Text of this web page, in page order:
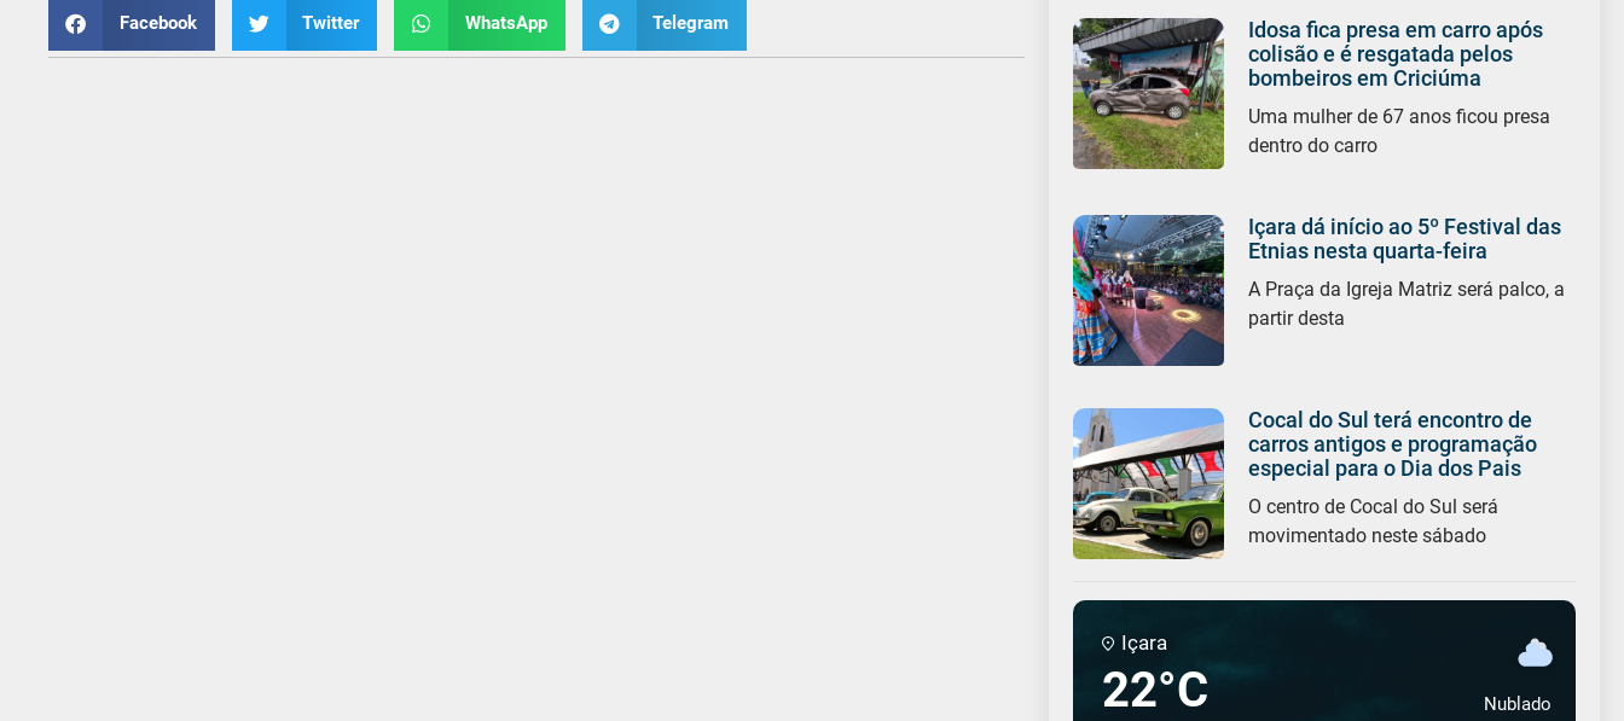
Facebook Twitter WhatsApp Telegram
Idosa fica presa em carro após
colisão e é resgatada pelos
bombeiros em Criciúma
Uma mulher de 67 anos ficou presa
dentro do carro
Içara dá início ao 5º Festival das
Etnias nesta quarta-feira
A Praça da Igreja Matriz será palco, a
partir desta
Cocal do Sul terá encontro de
carros antigos e programação
especial para o Dia dos Pais
O centro de Cocal do Sul será
movimentado neste sábado
Içara
22°C Nublado